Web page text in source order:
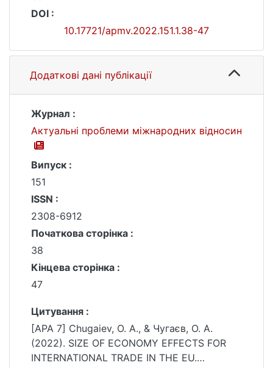
DOI :
10.17721/apmv.2022.151.1.38-47
Додаткові дані публікації
Журнал :
Актуальні проблеми міжнародних відносин
Випуск :
151
ISSN :
2308-6912
Початкова сторінка :
38
Кінцева сторінка :
47
Цитування :
[APA 7] Chugaiev, O. А., & Чугаєв, О. А.
(2022). SIZE OF ECONOMY EFFECTS FOR
INTERNATIONAL TRADE IN THE EU.